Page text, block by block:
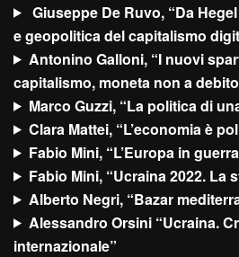
Giuseppe De Ruvo, “Da
e geopolitica del capitalismo
Antonino Galloni, “I nuovi
capitalismo, moneta non a
Marco Guzzi, “La politica di
Clara Mattei, “L’economia è
Fabio Mini, “L’Europa in
Fabio Mini, “Ucraina 2022. La
Alberto Negri, “Bazar
Alessandro Orsini “Ucraina.
internazionale”